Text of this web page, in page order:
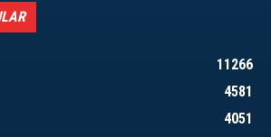
11266
4581
4051